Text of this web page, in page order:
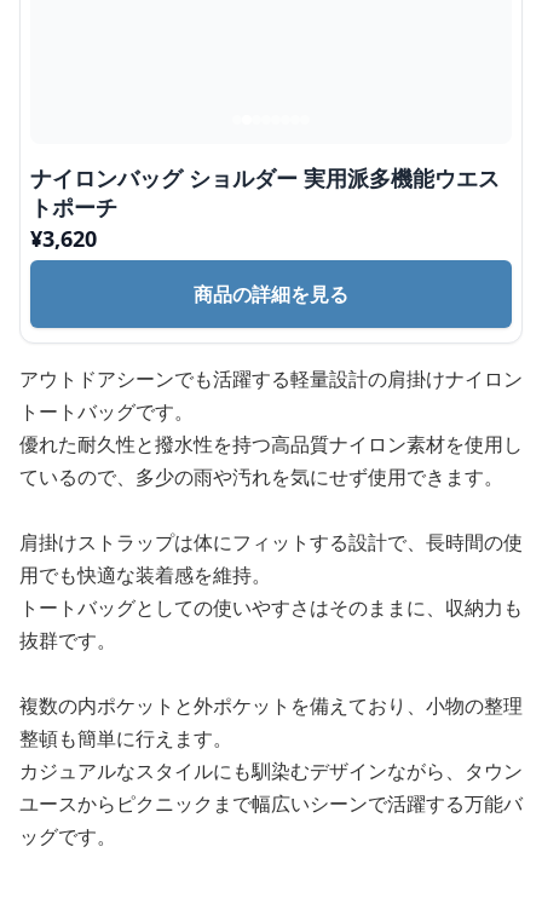
ナイロンバッグ ショルダー 実用派多機能ウエス
トポーチ
¥3,620
商品の詳細を見る
アウトドアシーンでも活躍する軽量設計の肩掛けナイロン
トートバッグです。
優れた耐久性と撥水性を持つ高品質ナイロン素材を使用し
ているので、多少の雨や汚れを気にせず使用できます。
肩掛けストラップは体にフィットする設計で、長時間の使
用でも快適な装着感を維持。
トートバッグとしての使いやすさはそのままに、収納力も
抜群です。
複数の内ポケットと外ポケットを備えており、小物の整理
整頓も簡単に行えます。
カジュアルなスタイルにも馴染むデザインながら、タウン
ユースからピクニックまで幅広いシーンで活躍する万能バ
ッグです。